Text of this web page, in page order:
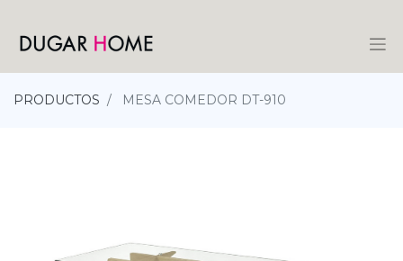
PRODUCTOS MESA COMEDOR DT-910